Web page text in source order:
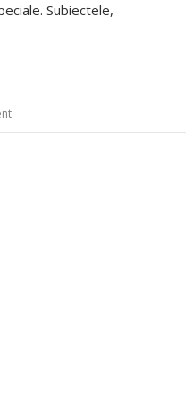
Subiectele,